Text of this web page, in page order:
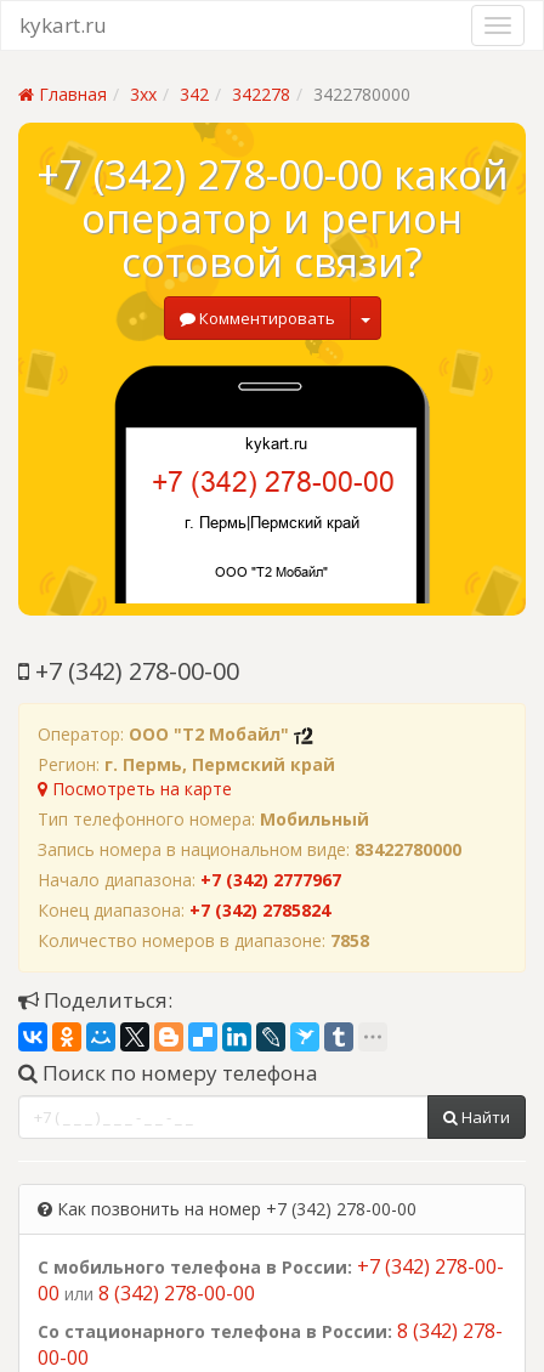
kykart.ru
Главная 3xx 342 342278 3422780000
+7 (342) 278-00-00 какой
оператор и регион
сотовой связи?
Комментировать
+7 (342) 278-00-00
Оператор: ООО "Т2 Мобайл"
Регион: г. Пермь, Пермский край
Посмотреть на карте
Тип телефонного номера: Мобильный
Запись номера в национальном виде: 83422780000
Начало диапазона: +7 (342) 2777967
Конец диапазона: +7 (342) 2785824
Количество номеров в диапазоне: 7858
Поделиться:
Поиск по номеру телефона
Найти
Как позвонить на номер +7 (342) 278-00-00
С мобильного телефона в России: +7 (342) 278-00-
00 или 8 (342) 278-00-00
Со стационарного телефона в России: 8 (342) 278-
00-00